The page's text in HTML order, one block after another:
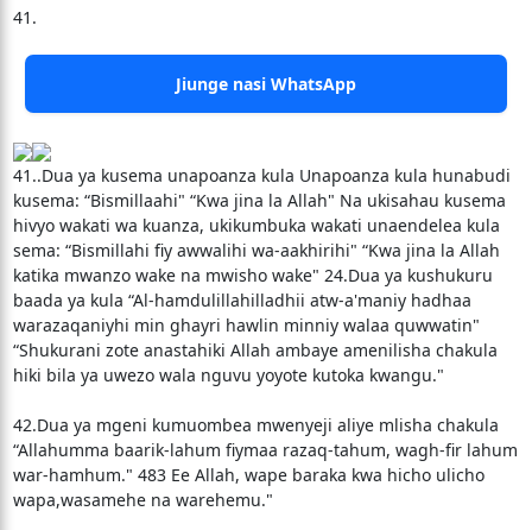
41.
Jiunge nasi WhatsApp
41..Dua ya kusema unapoanza kula Unapoanza kula hunabudi
kusema: “Bismillaahi" “Kwa jina la Allah" Na ukisahau kusema
hivyo wakati wa kuanza, ukikumbuka wakati unaendelea kula
sema: “Bismillahi fiy awwalihi wa-aakhirihi" “Kwa jina la Allah
katika mwanzo wake na mwisho wake" 24.Dua ya kushukuru
baada ya kula “Al-hamdulillahilladhii atw-a'maniy hadhaa
warazaqaniyhi min ghayri hawlin minniy walaa quwwatin"
“Shukurani zote anastahiki Allah ambaye amenilisha chakula
hiki bila ya uwezo wala nguvu yoyote kutoka kwangu."
42.Dua ya mgeni kumuombea mwenyeji aliye mlisha chakula
“Allahumma baarik-lahum fiymaa razaq-tahum, wagh-fir lahum
war-hamhum." 483 Ee Allah, wape baraka kwa hicho ulicho
wapa,wasamehe na warehemu."